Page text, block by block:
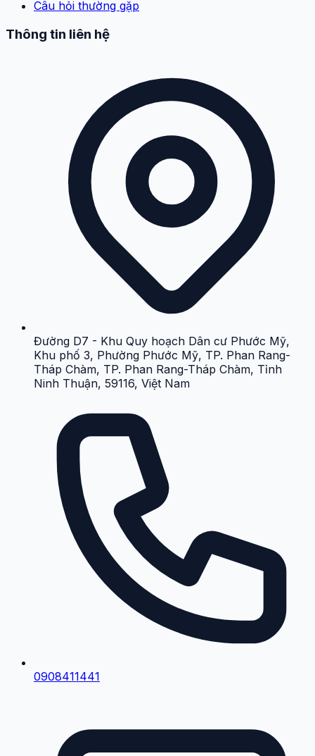
Câu hỏi thường gặp
Thông tin liên hệ
Đường D7 - Khu Quy hoạch Dân cư Phước Mỹ,
Khu phố 3, Phường Phước Mỹ, TP. Phan Rang-
Tháp Chàm, TP. Phan Rang-Tháp Chàm, Tỉnh
Ninh Thuận, 59116, Việt Nam
0908411441